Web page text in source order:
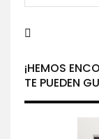
¡HEMOS
TE PUEDEN